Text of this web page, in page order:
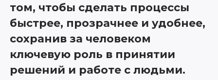
том, чтобы сделать процессы
быстрее, прозрачнее и удобнее,
сохранив за человеком
ключевую роль в принятии
решений и работе с людьми.